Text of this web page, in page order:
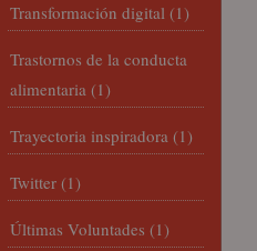
Transformación digital (1)
Trastornos de la conducta
alimentaria (1)
Trayectoria inspiradora (1)
Twitter (1)
Últimas Voluntades (1)